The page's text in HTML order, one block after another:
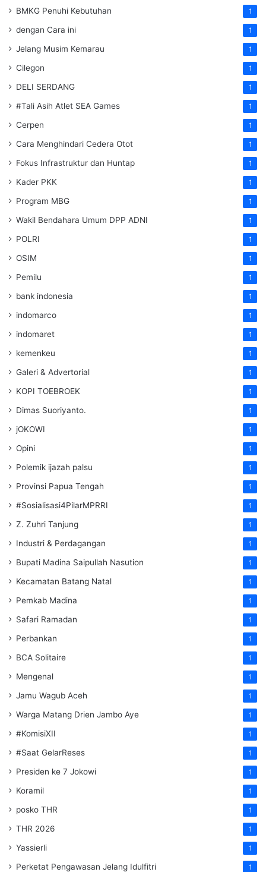
BMKG Penuhi Kebutuhan 1
dengan Cara ini 1
Jelang Musim Kemarau 1
Cilegon 1
DELI SERDANG 1
#Tali Asih Atlet SEA Games 1
Cerpen 1
Cara Menghindari Cedera Otot 1
Fokus Infrastruktur dan Huntap 1
Kader PKK 1
Program MBG 1
Wakil Bendahara Umum DPP ADNI 1
POLRI 1
OSIM 1
Pemilu 1
bank indonesia 1
indomarco 1
indomaret 1
kemenkeu 1
Galeri & Advertorial 1
KOPI TOEBROEK 1
Dimas Suoriyanto. 1
jOKOWI 1
Opini 1
Polemik ijazah palsu 1
Provinsi Papua Tengah 1
#Sosialisasi4PilarMPRRI 1
Z. Zuhri Tanjung 1
Industri & Perdagangan 1
Bupati Madina Saipullah Nasution 1
Kecamatan Batang Natal 1
Pemkab Madina 1
Safari Ramadan 1
Perbankan 1
BCA Solitaire 1
Mengenal 1
Jamu Wagub Aceh 1
Warga Matang Drien Jambo Aye 1
#KomisiXII 1
#Saat GelarReses 1
Presiden ke 7 Jokowi 1
Koramil 1
posko THR 1
THR 2026 1
Yassierli 1
Perketat Pengawasan Jelang Idulfitri 1